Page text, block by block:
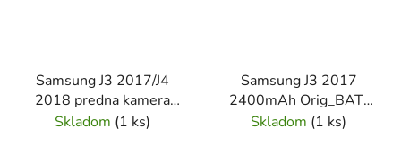
Samsung J3 2017/J4
2018 predna kamera
Orig
Skladom (1 ks)
Samsung J3 2017
2400mAh Orig_BAT-
skusobna
Skladom (1 ks)